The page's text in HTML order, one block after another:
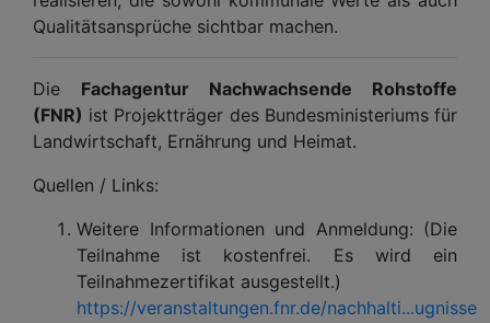
Qualitätsansprüche sichtbar machen.
Die Fachagentur Nachwachsende Rohstoffe
(FNR) ist Projektträger des Bundesministeriums für
Landwirtschaft, Ernährung und Heimat.
Quellen / Links:
Weitere Informationen und Anmeldung: (Die
Teilnahme ist kostenfrei. Es wird ein
Teilnahmezertifikat ausgestellt.)
https://veranstaltungen.fnr.de/nachhalti...ugnisse